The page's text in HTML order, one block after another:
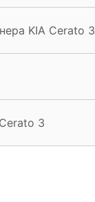
KIA Cerato 3
3